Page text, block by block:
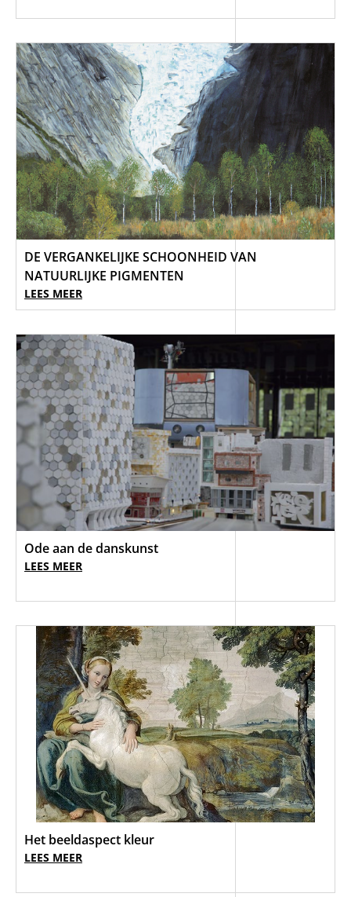
DE VERGANKELIJKE SCHOONHEID VAN
NATUURLIJKE PIGMENTEN
LEES MEER
Ode aan de danskunst
LEES MEER
Het beeldaspect kleur
LEES MEER